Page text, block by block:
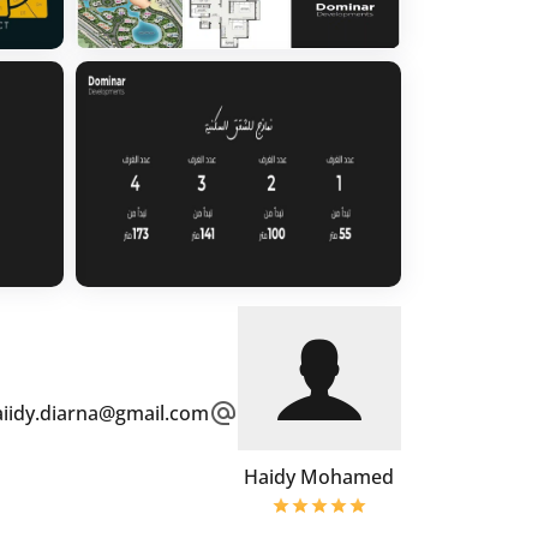
Haidy Mohamed